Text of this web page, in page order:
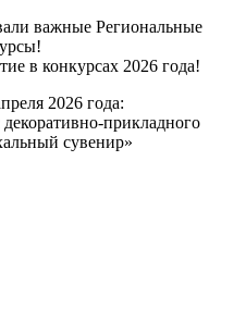
важные Региональные
в конкурсах 2026 года!
2026 года:
прикладного
сувенир»